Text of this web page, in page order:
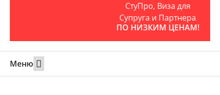
СтуПро, Виза для
Супруга и Партнера
ПО НИЗКИМ ЦЕНАМ!
Меню